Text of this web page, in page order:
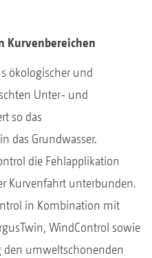
Kurvenbereichen
ökologischer und
Unter- und
so das
das Grundwasser.
die Fehlapplikation
Kurvenfahrt unterbunden.
in Kombination mit
WindControl sowie
den umweltschonenden